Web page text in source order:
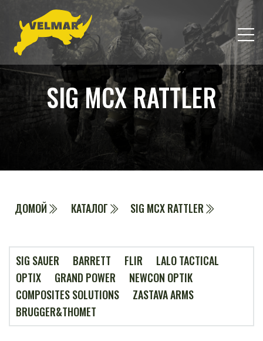
SIG MCX RATTLER
ДОМОЙ КАТАЛОГ SIG MCX RATTLER
SIG SAUER BARRETT FLIR
LALO TACTICAL
OPTIX
GRAND POWER
NEWCON OPTIK
COMPOSITES SOLUTIONS
ZASTAVA ARMS
BRUGGER&THOMET